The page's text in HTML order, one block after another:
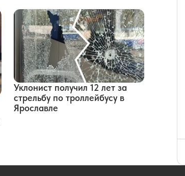
Уклонист получил 12 лет за
стрельбу по троллейбусу в
Ярославле